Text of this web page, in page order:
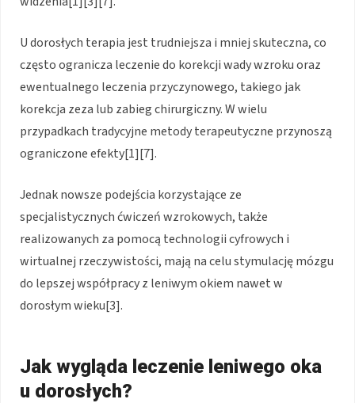
U dorosłych terapia jest trudniejsza i mniej skuteczna, co
często ogranicza leczenie do korekcji wady wzroku oraz
ewentualnego leczenia przyczynowego, takiego jak
korekcja zeza lub zabieg chirurgiczny. W wielu
przypadkach tradycyjne metody terapeutyczne przynoszą
ograniczone efekty[1][7].
Jednak nowsze podejścia korzystające ze
specjalistycznych ćwiczeń wzrokowych, także
realizowanych za pomocą technologii cyfrowych i
wirtualnej rzeczywistości, mają na celu stymulację mózgu
do lepszej współpracy z leniwym okiem nawet w
dorosłym wieku[3].
Jak wygląda leczenie leniwego oka
u dorosłych?